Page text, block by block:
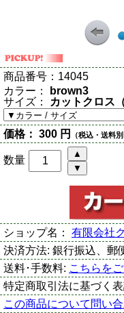
商品番号： 14045
カラー：
brown3
サイズ：
カットクロス
価格： 300 円 （税込・送料別
数量
ショップ名： 有限会社
決済方法: 銀行振込、郵
送料･手数料: こちらを
特定商取引法に基づく
この商品について問い